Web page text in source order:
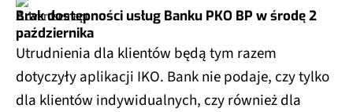
Brak dostępności usług Banku PKO BP w środę 2
października
Utrudnienia dla klientów będą tym razem
dotyczyły aplikacji IKO. Bank nie podaje, czy tylko
dla klientów indywidualnych, czy również dla